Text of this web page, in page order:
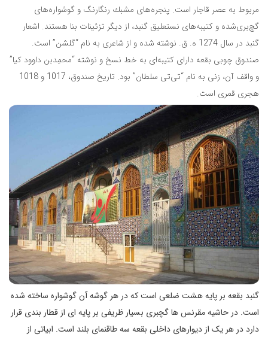
مربوط به عصر قاجار است. پنجره‌های مشبك رنگارنگ و گوشواره‌های
گچ‌بری‌شده و كتیبه‌های نستعلیق گنبد، از دیگر تزئینات بنا هستند. اشعار
گنبد در سال 1274 ه. ق. نوشته شده و از شاعری به‌ نام “گلشن” است.
صندوق چوبی بقعه دارای كتیبه‌ای به خط نسخ و نوشته “محمِدبن داوود كیا”
و واقف آن، زنی به نام “تی‌تی سلطان” بود. تاریخ صندوق، 1017 و 1018
هجری قمری است.
گنبد بقعه بر پایه هشت ضلعی است که در هر گوشه آن گوشواره ساخته شده
است. در حاشیه مقرنس ها گچبری بسیار ظریفی بر پایه ای از قطار بندی قرار
دارد در هر یک از دیوارهای داخلی بقعه سه طاقنمای بلند است. ابیاتی از